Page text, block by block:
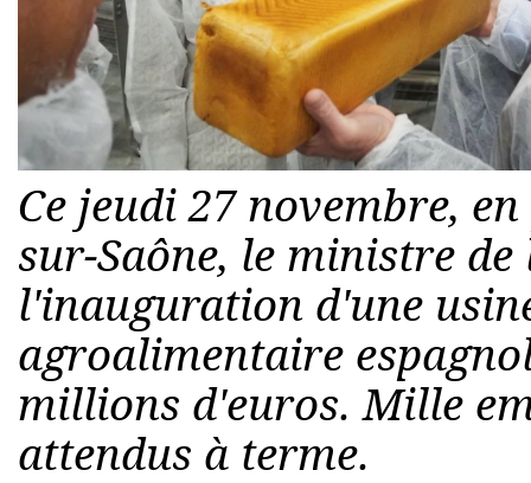
Ce jeudi 27 novembre,
sur-Saône, le ministre
l'inauguration d'une
agroalimentaire
millions d'euros. Mille
attendus à terme.